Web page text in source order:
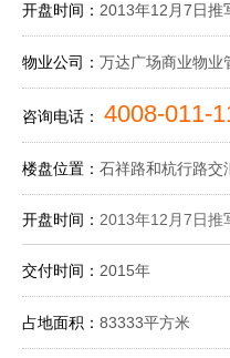
开盘时间： 2013年12月7日推
物业公司：万达广场商业物业
咨询电话： 4008-011-
楼盘位置：石祥路和杭行路交
开盘时间： 2013年12月7日推
交付时间： 2015年
占地面积：83333平方米